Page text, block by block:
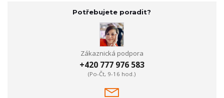
Potřebujete poradit?
Zákaznická podpora
+420 777 976 583
(Po-Čt, 9-16 hod.)